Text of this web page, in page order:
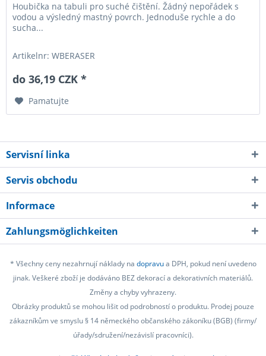
Houbička na tabuli pro suché čištění. Žádný nepořádek s
vodou a výsledný mastný povrch. Jednoduše rychle a do
sucha...
Artikelnr: WBERASER
do 36,19 CZK *
Pamatujte
Servisní linka
Servis obchodu
Informace
Zahlungsmöglichkeiten
* Všechny ceny nezahrnují náklady na dopravua DPH, pokud není uvedeno
jinak. Veškeré zboží je dodáváno BEZ dekorací a dekorativních materiálů.
Změny a chyby vyhrazeny.
Obrázky produktů se mohou lišit od podrobností o produktu. Prodej pouze
zákazníkům ve smyslu § 14 německého občanského zákoníku (BGB) (firmy/
úřady/sdružení/nezávislí pracovníci).